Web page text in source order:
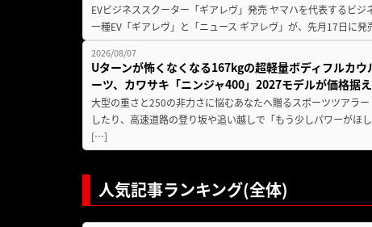
EVビジネススクーター「ギアレヴ」発売 ヤマハを代表するビ
一種EV「ギアレヴ」と「ニュース ギアレヴ」が、先月17日に
2026/08/07
Uターンが怖くなくなる167kgの超軽量ボディフルカ
ーツ、カワサキ「ニンジャ400」2027モデルが価格据
大型の重さと250の非力さに悩むあなたへ贈るスポーツツアラ
したり、高速道路の登り坂や追い越しで「もう少しパワーがほ
[…]
人気記事ランキング(全体)